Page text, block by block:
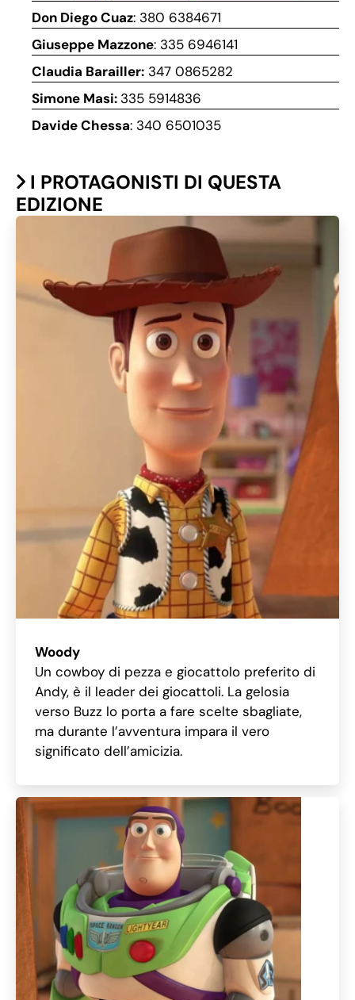
Don Diego Cuaz: 380 6384671
Giuseppe Mazzone: 335 6946141
Claudia Barailler: 347 0865282
Simone Masi: 335 5914836
Davide Chessa: 340 6501035
I PROTAGONISTI DI QUESTA
EDIZIONE
Woody
Un cowboy di pezza e giocattolo preferito di
Andy, è il leader dei giocattoli. La gelosia
verso Buzz lo porta a fare scelte sbagliate,
ma durante l’avventura impara il vero
significato dell’amicizia.